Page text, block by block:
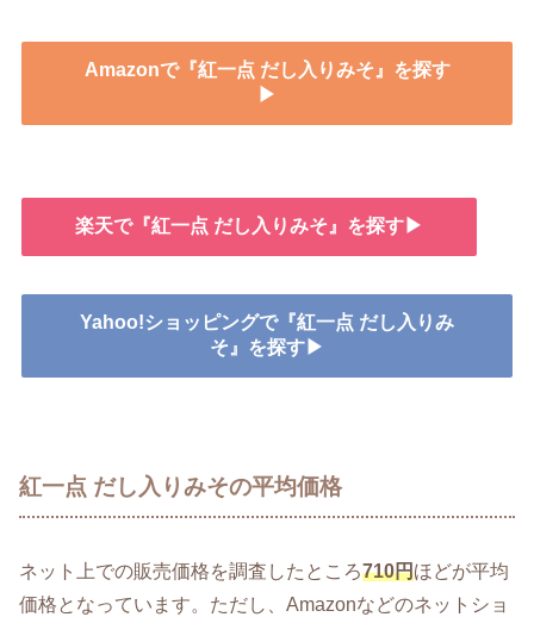
Amazonで『紅一点 だし入りみそ』を探す
▶
楽天で『紅一点 だし入りみそ』を探す▶
Yahoo!ショッピングで『紅一点 だし入りみ
そ』を探す▶
紅一点 だし入りみその平均価格
ネット上での販売価格を調査したところ710円ほどが平均
価格となっています。ただし、Amazonなどのネットショ